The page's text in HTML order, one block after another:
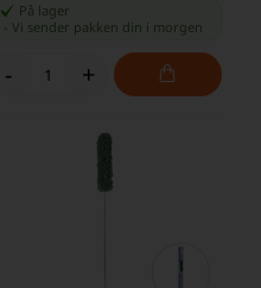
På lager
Vi sender pakken din i morgen
- +